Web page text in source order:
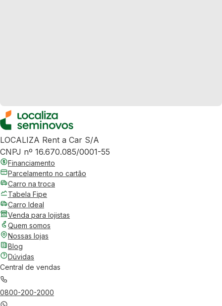
LOCALIZA Rent a Car S/A
CNPJ nº 16.670.085/0001-55
Financiamento
Parcelamento no cartão
Carro na troca
Tabela Fipe
Carro Ideal
Venda para lojistas
Quem somos
Nossas lojas
Blog
Dúvidas
Central de vendas
0800-200-2000